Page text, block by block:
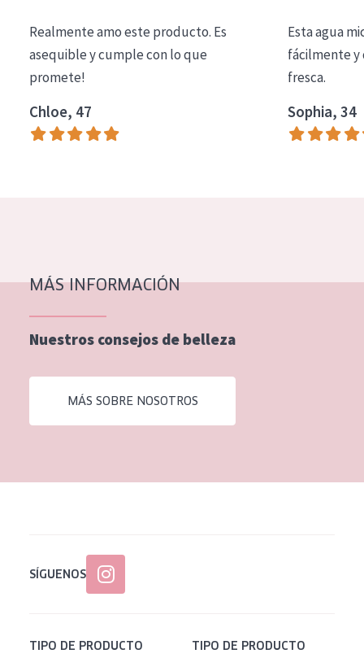
Essentials
Lift+
Expert
Piel madura
Piel menopáusica
EDAD
Realmente amo este producto. Es
asequible y cumple con lo que
promete!
Chloe, 47
Esta agua
fácilmente y
fresca.
Sophia, 34
MÁS INFORMACIÓN
Nuestros consejos de belleza
MÁS SOBRE NOSOTROS
SÍGUENOS
TIPO DE PRODUCTO TIPO DE PRODUCTO